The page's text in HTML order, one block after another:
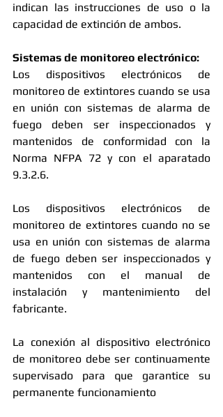
indican las instrucciones de uso o la
capacidad de extinción de ambos.
Sistemas de monitoreo electrónico:
Los dispositivos electrónicos de
monitoreo de extintores cuando se usa
en unión con sistemas de alarma de
fuego deben ser inspeccionados y
mantenidos de conformidad con la
Norma NFPA 72 y con el aparatado
9.3.2.6.
Los dispositivos electrónicos de
monitoreo de extintores cuando no se
usa en unión con sistemas de alarma
de fuego deben ser inspeccionados y
mantenidos con el manual de
instalación y mantenimiento del
fabricante.
La conexión al dispositivo electrónico
de monitoreo debe ser continuamente
supervisado para que garantice su
permanente funcionamiento